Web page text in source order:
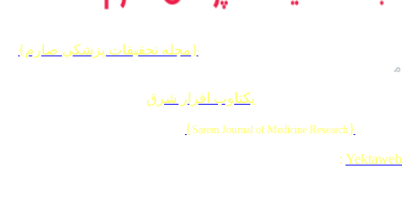
{مجله تحقيقات پزشكي صارم}
باشد.
یکتاوب افزار شرق
{Sarem Journal of Medicine Research
Designed & Developed by: